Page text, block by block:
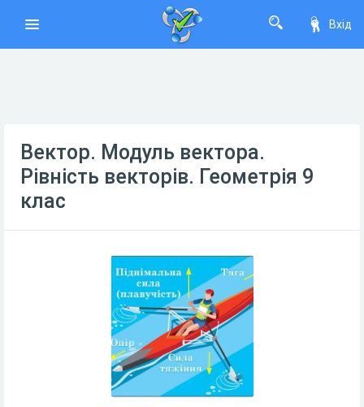
Вхід
Вектор. Модуль вектора.
Рівність векторів. Геометрія 9
клас